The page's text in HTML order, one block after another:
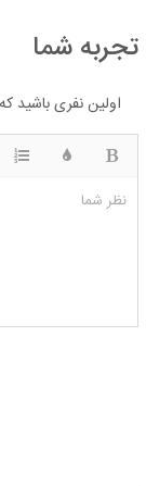
تجربه شما
اولین نفری باشید
نظر شما